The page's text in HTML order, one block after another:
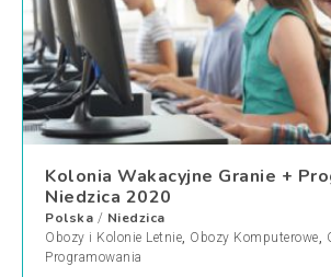
Kolonia Wakacyjne Granie +
Niedzica 2020
Polska / Niedzica
Obozy i Kolonie Letnie, Obozy Komputerowe,
Programowania